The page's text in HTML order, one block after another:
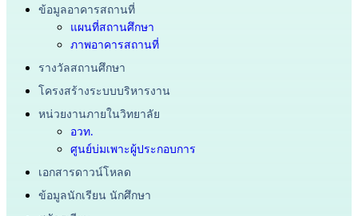
ข้อมูลอาคารสถานที่
แผนที่สถานศึกษา
ภาพอาคารสถานที่
รางวัลสถานศึกษา
โครงสร้างระบบบริหารงาน
หน่วยงานภายในวิทยาลัย
อวท.
ศูนย์บ่มเพาะผู้ประกอบการ
เอกสารดาวน์โหลด
ข้อมูลนักเรียน นักศึกษา